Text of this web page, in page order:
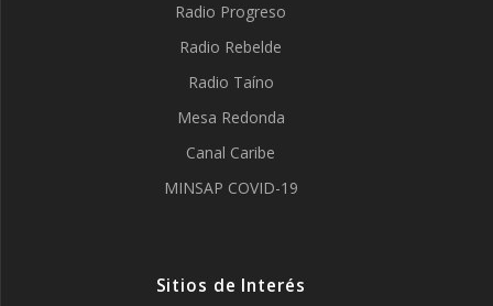
Radio Progreso
Radio Rebelde
Radio Taíno
Mesa Redonda
Canal Caribe
MINSAP COVID-19
Sitios de Interés